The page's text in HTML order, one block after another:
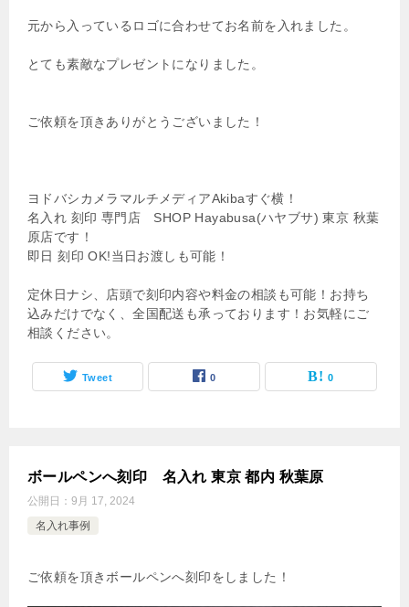
元から入っているロゴに合わせてお名前を入れました。
とても素敵なプレゼントになりました。
ご依頼を頂きありがとうございました！
ヨドバシカメラマルチメディアAkibaすぐ横！
名入れ 刻印 専門店 SHOP Hayabusa(ハヤブサ) 東京 秋葉
原店です！
即日 刻印 OK!当日お渡しも可能！
定休日ナシ、店頭で刻印内容や料金の相談も可能！お持ち
込みだけでなく、全国配送も承っております！お気軽にご
相談ください。
Tweet 0 0
ボールペンへ刻印 名入れ 東京 都内 秋葉原
公開日： 9月 17, 2024
名入れ事例
ご依頼を頂きボールペンへ刻印をしました！